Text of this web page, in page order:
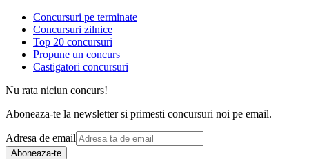
Concursuri pe terminate
Concursuri zilnice
Top 20 concursuri
Propune un concurs
Castigatori concursuri
Nu rata niciun concurs!
Aboneaza-te la newsletter si primesti concursuri noi pe email.
Adresa de email
Aboneaza-te